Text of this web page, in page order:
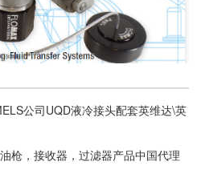
公司UQD液冷接头配套英维达\英
枪，接收器，过滤器产品中国代理